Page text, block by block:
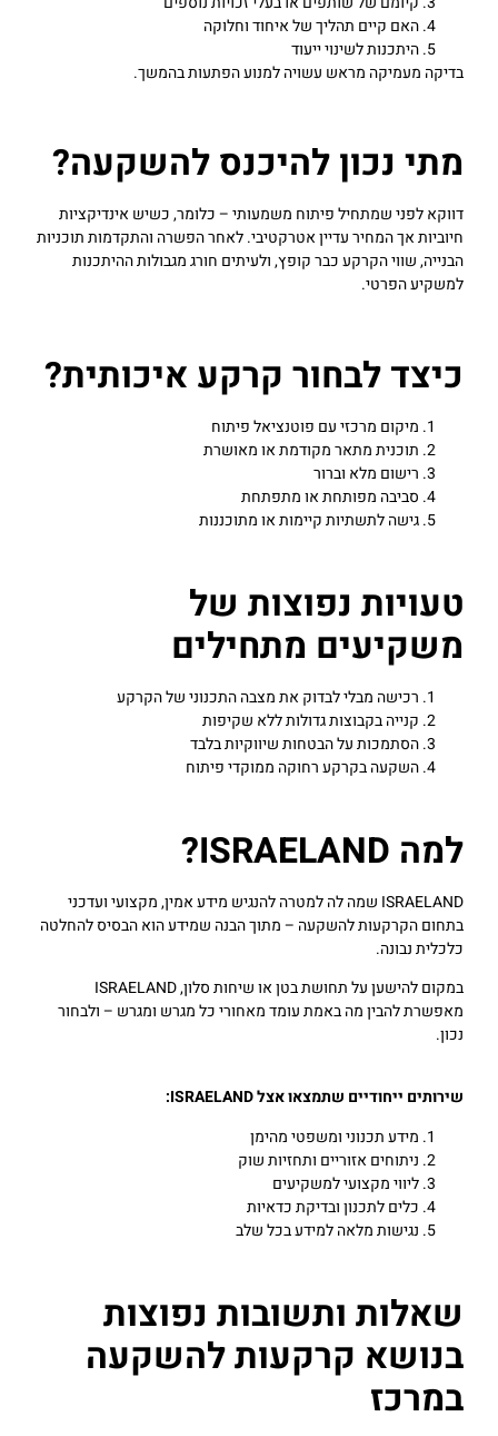
האם קיים תהליך של איחוד וחלוקה
היתכנות לשינוי ייעוד
בדיקה מעמיקה מראש עשויה למנוע הפתעות בהמשך.
מתי נכון להיכנס להשקעה?
דווקא לפני שמתחיל פיתוח משמעותי – כלומר, כשיש אינדיקציות
חיוביות אך המחיר עדיין אטרקטיבי. לאחר הפשרה והתקדמות תוכניות
הבנייה, שווי הקרקע כבר קופץ, ולעיתים חורג מגבולות ההיתכנות
למשקיע הפרטי.
כיצד לבחור קרקע איכותית?
מיקום מרכזי עם פוטנציאל פיתוח
תוכנית מתאר מקודמת או מאושרת
רישום מלא וברור
סביבה מפותחת או מתפתחת
גישה לתשתיות קיימות או מתוכננות
טעויות נפוצות של
משקיעים מתחילים
רכישה מבלי לבדוק את מצבה התכנוני של הקרקע
קנייה בקבוצות גדולות ללא שקיפות
הסתמכות על הבטחות שיווקיות בלבד
השקעה בקרקע רחוקה ממוקדי פיתוח
למה ISRAELAND?
ISRAELAND שמה לה למטרה להנגיש מידע אמין, מקצועי ועדכני
בתחום הקרקעות להשקעה – מתוך הבנה שמידע הוא הבסיס להחלטה
כלכלית נבונה.
במקום להישען על תחושת בטן או שיחות סלון, ISRAELAND
מאפשרת להבין מה באמת עומד מאחורי כל מגרש ומגרש – ולבחור
נכון.
שירותים ייחודיים שתמצאו אצל ISRAELAND:
מידע תכנוני ומשפטי מהימן
ניתוחים אזוריים ותחזיות שוק
ליווי מקצועי למשקיעים
כלים לתכנון ובדיקת כדאיות
נגישות מלאה למידע בכל שלב
שאלות ותשובות נפוצות
בנושא קרקעות להשקעה
במרכז